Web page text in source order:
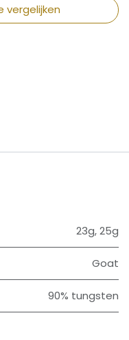
vergelijken
23g,25g
Goat
90% tungsten